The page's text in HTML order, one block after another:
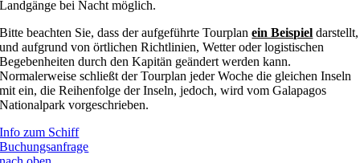
Landgänge bei Nacht möglich.
Bitte beachten Sie, dass der aufgeführte Tourplanein Beispiel darstellt,
und aufgrund von örtlichen Richtlinien, Wetter oder logistischen
Begebenheiten durch den Kapitän geändert werden kann.
Normalerweise schließt der Tourplan jeder Woche die gleichen Inseln
mit ein, die Reihenfolge der Inseln, jedoch, wird vom Galapagos
Nationalpark vorgeschrieben.
Info zum Schiff
Buchungsanfrage